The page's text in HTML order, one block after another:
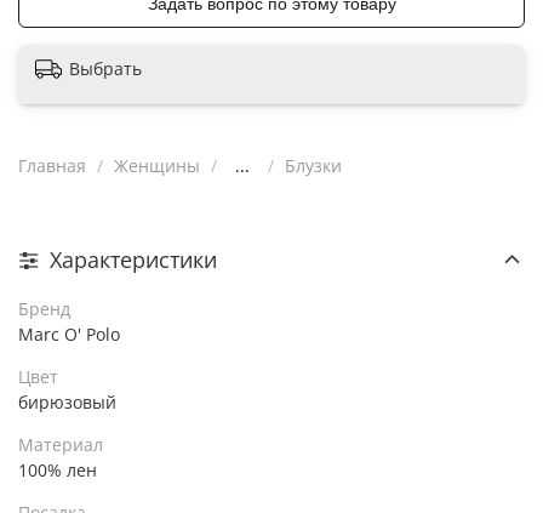
Выбрать
Главная Женщины ... Блузки
Характеристики
Бренд
Marc O' Polo
Цвет
бирюзовый
Материал
100% лен